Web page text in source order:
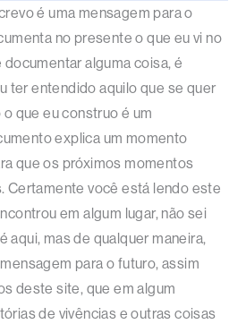
é uma mensagem para o
no presente o que eu vi no
alguma coisa, é
ter entendido aquilo que se quer
que eu construo é um
explica um momento
que os próximos momentos
Certamente você está lendo este
em algum lugar, não sei
aqui, mas de qualquer maneira,
para o futuro, assim
deste site, que em algum
de vivências e outras coisas